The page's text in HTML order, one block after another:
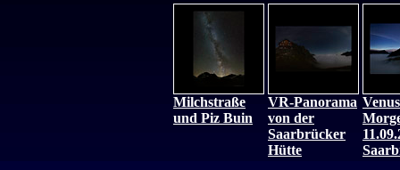
Milchstraße
und Piz Buin
VR-Panorama
von der
Saarbrücker
Hütte